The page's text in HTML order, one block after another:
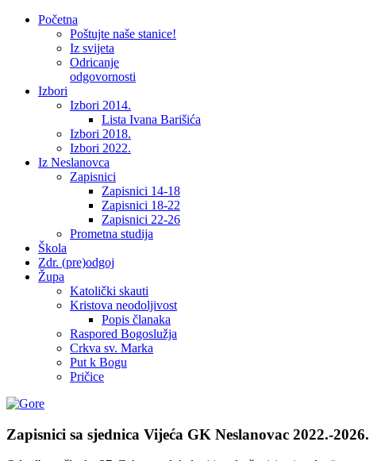
Početna
Poštujte naše stanice!
Iz svijeta
Odricanje
odgovornosti
Izbori
Izbori 2014.
Lista Ivana Barišića
Izbori 2018.
Izbori 2022.
Iz Neslanovca
Zapisnici
Zapisnici 14-18
Zapisnici 18-22
Zapisnici 22-26
Prometna studija
Škola
Zdr. (pre)odgoj
Župa
Katolički skauti
Kristova neodoljivost
Popis članaka
Raspored Bogoslužja
Crkva sv. Marka
Put k Bogu
Pričice
Zapisnici sa sjednica Vijeća GK Neslanovac 2022.-2026.